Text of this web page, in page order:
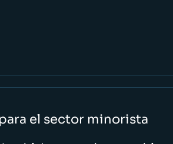
el sector minorista